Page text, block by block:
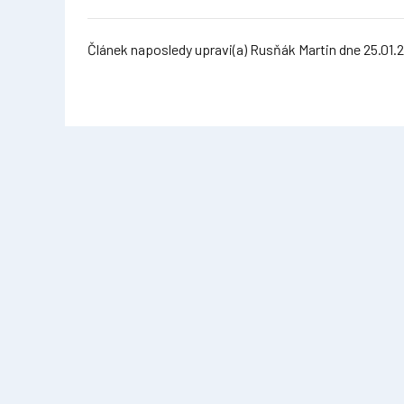
Článek naposledy upravi(a) Rusňák Martin dne